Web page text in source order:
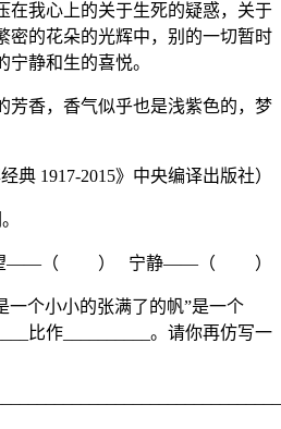
在我心上的关于生死的疑惑，关于
密的花朵的光辉中，别的一切暂时
静和生的喜悦。
芳香，香气似乎也是浅紫色的，梦
典 1917-2015》中央编译出版社）
——（ ） 宁静——（ ）
一个小小的张满了的帆”是一个
比作__________。请你再仿写一